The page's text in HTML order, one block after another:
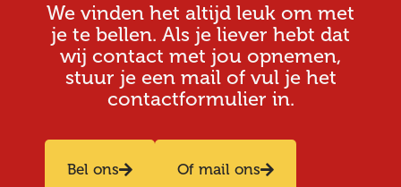
We vinden het altijd leuk om met
je te bellen. Als je liever hebt dat
wij contact met jou opnemen,
stuur je een mail of vul je het
contactformulier in.
Bel ons Of mail ons